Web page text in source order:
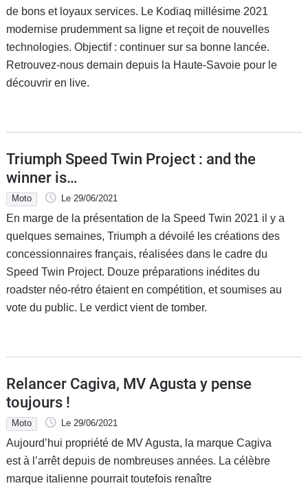
de bons et loyaux services. Le Kodiaq millésime 2021
modernise prudemment sa ligne et reçoit de nouvelles
technologies. Objectif : continuer sur sa bonne lancée.
Retrouvez-nous demain depuis la Haute-Savoie pour le
découvrir en live.
Triumph Speed Twin Project : and the
winner is…
Moto Le 29/06/2021
En marge de la présentation de la Speed Twin 2021 il y a
quelques semaines, Triumph a dévoilé les créations des
concessionnaires français, réalisées dans le cadre du
Speed Twin Project. Douze préparations inédites du
roadster néo-rétro étaient en compétition, et soumises au
vote du public. Le verdict vient de tomber.
Relancer Cagiva, MV Agusta y pense
toujours !
Moto Le 29/06/2021
Aujourd’hui propriété de MV Agusta, la marque Cagiva
est à l’arrêt depuis de nombreuses années. La célèbre
marque italienne pourrait toutefois renaître